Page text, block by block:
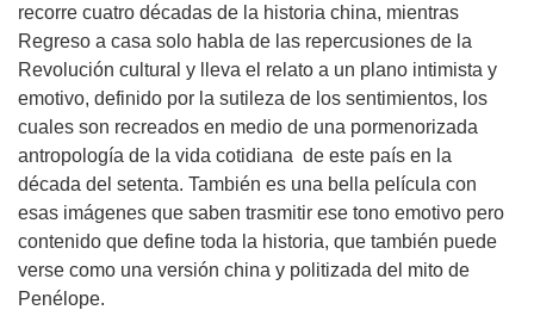
recorre cuatro décadas de la historia china, mientras
Regreso a casa solo habla de las repercusiones de la
Revolución cultural y lleva el relato a un plano intimista y
emotivo, definido por la sutileza de los sentimientos, los
cuales son recreados en medio de una pormenorizada
antropología de la vida cotidiana de este país en la
década del setenta. También es una bella película con
esas imágenes que saben trasmitir ese tono emotivo pero
contenido que define toda la historia, que también puede
verse como una versión china y politizada del mito de
Penélope.